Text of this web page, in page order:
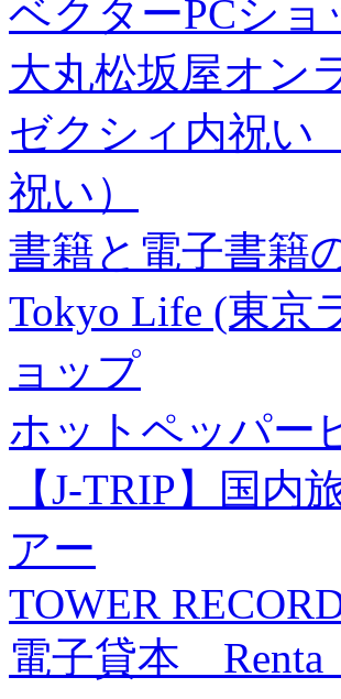
ベクターPCショ
大丸松坂屋オン
ゼクシィ内祝い
祝い）
書籍と電子書籍
Tokyo Life (東京
ョップ
ホットペッパー
【J-TRIP】国
アー
TOWER
電子貸本 Renta